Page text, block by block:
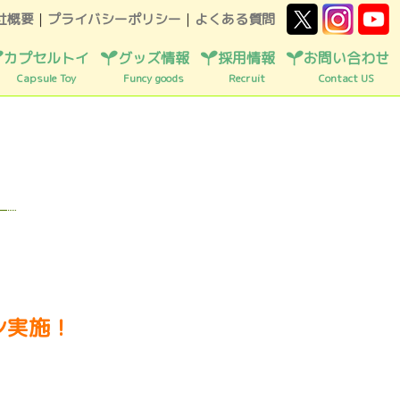
カプセルトイ
Capsule Toy
グッズ情報
Funcy goods
採用情報
Recruit
お問い合わせ
Contact US
概要 ｜ プライバシーポリシー ｜ よくある質問
施！